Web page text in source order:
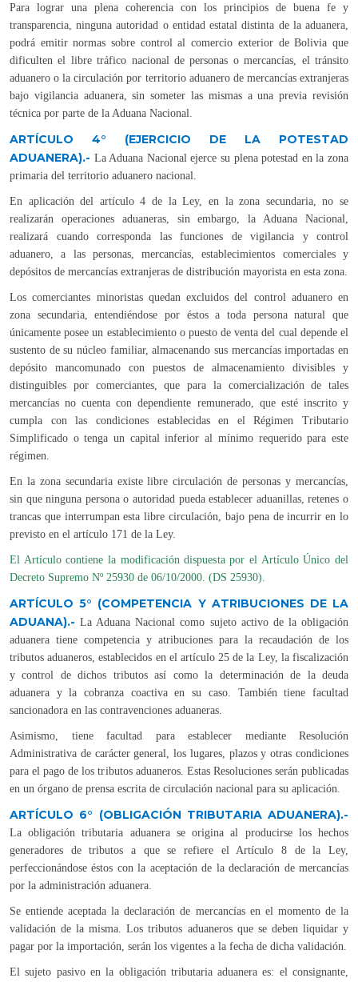
Para lograr una plena coherencia con los principios de buena fe y
transparencia, ninguna autoridad o entidad estatal distinta de la aduanera,
podrá emitir normas sobre control al comercio exterior de Bolivia que
dificulten el libre tráfico nacional de personas o mercancías, el tránsito
aduanero o la circulación por territorio aduanero de mercancías extranjeras
bajo vigilancia aduanera, sin someter las mismas a una previa revisión
técnica por parte de la Aduana Nacional.
ARTÍCULO 4° (EJERCICIO DE LA POTESTAD
ADUANERA).- La Aduana Nacional ejerce su plena potestad en la zona
primaria del territorio aduanero nacional.
En aplicación del artículo 4 de la Ley, en la zona secundaria, no se
realizarán operaciones aduaneras, sin embargo, la Aduana Nacional,
realizará cuando corresponda las funciones de vigilancia y control
aduanero, a las personas, mercancías, establecimientos comerciales y
depósitos de mercancías extranjeras de distribución mayorista en esta zona.
Los comerciantes minoristas quedan excluidos del control aduanero en
zona secundaria, entendiéndose por éstos a toda persona natural que
únicamente posee un establecimiento o puesto de venta del cual depende el
sustento de su núcleo familiar, almacenando sus mercancías importadas en
depósito mancomunado con puestos de almacenamiento divisibles y
distinguibles por comerciantes, que para la comercialización de tales
mercancías no cuenta con dependiente remunerado, que esté inscrito y
cumpla con las condiciones establecidas en el Régimen Tributario
Simplificado o tenga un capital inferior al mínimo requerido para este
régimen.
En la zona secundaria existe libre circulación de personas y mercancías,
sin que ninguna persona o autoridad pueda establecer aduanillas, retenes o
trancas que interrumpan esta libre circulación, bajo pena de incurrir en lo
previsto en el artículo 171 de la Ley.
El Artículo contiene la modificación dispuesta por el Artículo Único del
Decreto Supremo Nº 25930 de 06/10/2000. (DS 25930).
ARTÍCULO 5° (COMPETENCIA Y ATRIBUCIONES DE LA
ADUANA).-La Aduana Nacional como sujeto activo de la obligación
aduanera tiene competencia y atribuciones para la recaudación de los
tributos aduaneros, establecidos en el artículo 25 de la Ley, la fiscalización
y control de dichos tributos así como la determinación de la deuda
aduanera y la cobranza coactiva en su caso. También tiene facultad
sancionadora en las contravenciones aduaneras.
Asimismo, tiene facultad para establecer mediante Resolución
Administrativa de carácter general, los lugares, plazos y otras condiciones
para el pago de los tributos aduaneros. Estas Resoluciones serán publicadas
en un órgano de prensa escrita de circulación nacional para su aplicación.
ARTÍCULO 6° (OBLIGACIÓN TRIBUTARIA ADUANERA).-
La obligación tributaria aduanera se origina al producirse los hechos
generadores de tributos a que se refiere el Artículo 8 de la Ley,
perfeccionándose éstos con la aceptación de la declaración de mercancías
por la administración aduanera.
Se entiende aceptada la declaración de mercancías en el momento de la
validación de la misma. Los tributos aduaneros que se deben liquidar y
pagar por la importación, serán los vigentes a la fecha de dicha validación.
El sujeto pasivo en la obligación tributaria aduanera es: el consignante,